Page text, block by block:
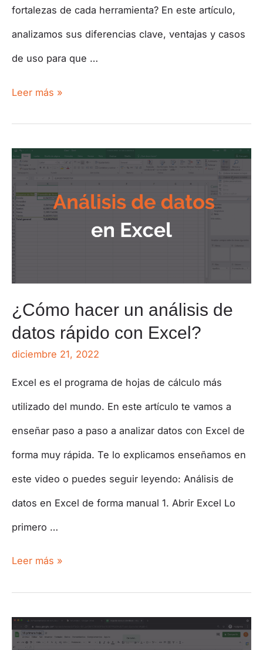
fortalezas de cada herramienta? En este artículo,
analizamos sus diferencias clave, ventajas y casos
de uso para que …
Leer más »
¿Cómo hacer un análisis de
datos rápido con Excel?
diciembre 21, 2022
Excel es el programa de hojas de cálculo más
utilizado del mundo. En este artículo te vamos a
enseñar paso a paso a analizar datos con Excel de
forma muy rápida. Te lo explicamos enseñamos en
este video o puedes seguir leyendo: Análisis de
datos en Excel de forma manual 1. Abrir Excel Lo
primero …
Leer más »